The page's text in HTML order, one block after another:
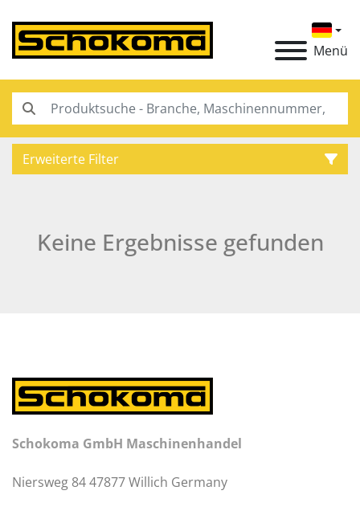
Menü
Erweiterte Filter
Hersteller
Keine Ergebnisse gefunden
Schokoma GmbH Maschinenhandel
Niersweg 84 47877 Willich Germany